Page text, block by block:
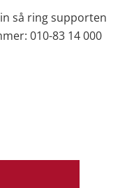
så ring supporten
010-83 14 000